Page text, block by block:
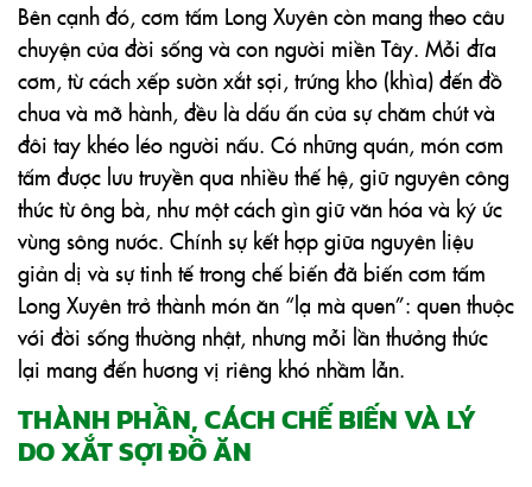
Bên cạnh đó, cơm tấm Long Xuyên còn mang theo câu
chuyện của đời sống và con người miền Tây. Mỗi đĩa
cơm, từ cách xếp sườn xắt sợi, trứng kho (khìa) đến đồ
chua và mỡ hành, đều là dấu ấn của sự chăm chút và
đôi tay khéo léo người nấu. Có những quán, món cơm
tấm được lưu truyền qua nhiều thế hệ, giữ nguyên công
thức từ ông bà, như một cách gìn giữ văn hóa và ký ức
vùng sông nước. Chính sự kết hợp giữa nguyên liệu
giản dị và sự tinh tế trong chế biến đã biến cơm tấm
Long Xuyên trở thành món ăn “lạ mà quen”: quen thuộc
với đời sống thường nhật, nhưng mỗi lần thưởng thức
lại mang đến hương vị riêng khó nhầm lẫn.
THÀNH PHẦN, CÁCH CHẾ BIẾN VÀ LÝ
DO XẮT SỢI ĐỒ ĂN